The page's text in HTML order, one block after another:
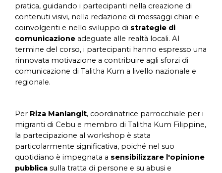
pratica, guidando i partecipanti nella creazione di
contenuti visivi, nella redazione di messaggi chiari e
coinvolgenti e nello sviluppo di strategie di
comunicazione adeguate alle realtà locali. Al
termine del corso, i partecipanti hanno espresso una
rinnovata motivazione a contribuire agli sforzi di
comunicazione di Talitha Kum a livello nazionale e
regionale.
Per Riza Manlangit, coordinatrice parrocchiale per i
migranti di Cebu e membro di Talitha Kum Filippine,
la partecipazione al workshop è stata
particolarmente significativa, poiché nel suo
quotidiano è impegnata a sensibilizzare l'opinione
pubblica sulla tratta di persone e su abusi e